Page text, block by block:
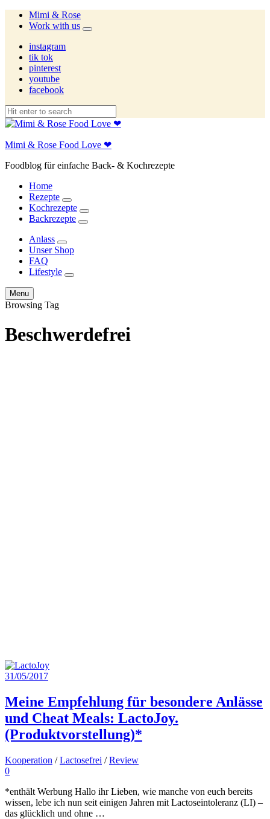
Mimi & Rose
Work with us
expand
instagram
tik tok
pinterest
youtube
facebook
Mimi & Rose Food Love ❤
Foodblog für einfache Back- & Kochrezepte
Home
Rezepte
expand
child
menu
Kochrezepte
expand
child
Backrezepte
expand
Anlass
expand
child
Unser Shop
FAQ
Lifestyle
expand
Search
Menu
Browsing Tag
Beschwerdefrei
31/05/2017
Meine Empfehlung für besondere Anlässe
und Cheat Meals: LactoJoy.
(Produktvorstellung)*
Kooperation /Lactosefrei /Review
0
*enthält Werbung Hallo ihr Lieben, wie manche von euch bereits
wissen, lebe ich nun seit einigen Jahren mit Lactoseintoleranz (LI) –
das glücklich und ohne …